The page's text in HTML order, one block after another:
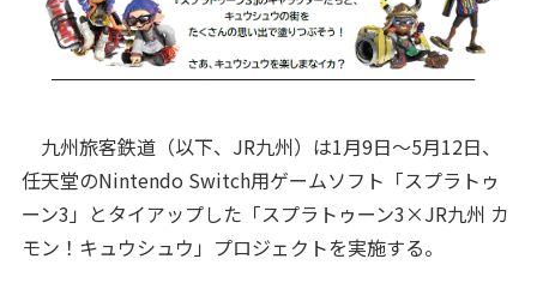
九州旅客鉄道（以下、JR九州）は1月9日～5月12日、
任天堂のNintendo Switch用ゲームソフト「スプラトゥ
ーン3」とタイアップした「スプラトゥーン3×JR九州 カ
モン！キュウシュウ」プロジェクトを実施する。